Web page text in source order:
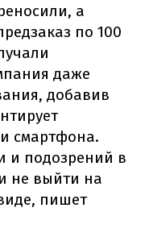
а
по 100
даже
добавив
смартфона.
и подозрений в
не выйти на
пишет